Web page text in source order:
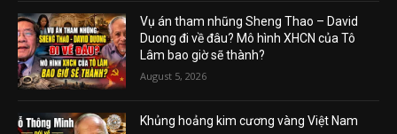
Vụ án tham nhũng Sheng Thao – David
Duong đi về đâu? Mô hình XHCN của Tô
Lâm bao giờ sẽ thành?
August 5, 2026
Khủng hoảng kim cương vàng Việt Nam